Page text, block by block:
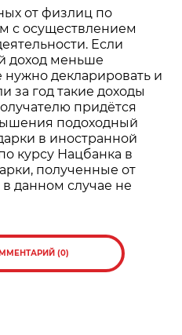
от физлиц по
с осуществлением
Если
доход меньше
декларировать и
за год такие доходы
придётся
подоходный
в иностранной
курсу Нацбанка в
полученные от
данном случае не
(0)